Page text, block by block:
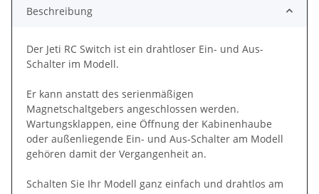
Beschreibung
Der Jeti RC Switch ist ein drahtloser Ein- und Aus-
Schalter im Modell.
Er kann anstatt des serienmäßigen
Magnetschaltgebers angeschlossen werden.
Wartungsklappen, eine Öffnung der Kabinenhaube
oder außenliegende Ein- und Aus-Schalter am Modell
gehören damit der Vergangenheit an.
Schalten Sie Ihr Modell ganz einfach und drahtlos am